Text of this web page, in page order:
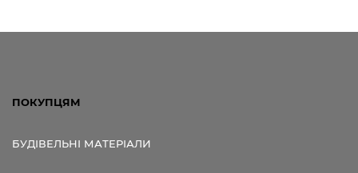
ПОКУПЦЯМ
БУДІВЕЛЬНІ МАТЕРІАЛИ